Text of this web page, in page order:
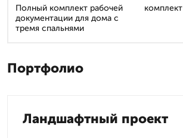
Полный комплект рабочей
документации для дома с
тремя спальнями
комплект
Портфолио
Ландшафтный проект